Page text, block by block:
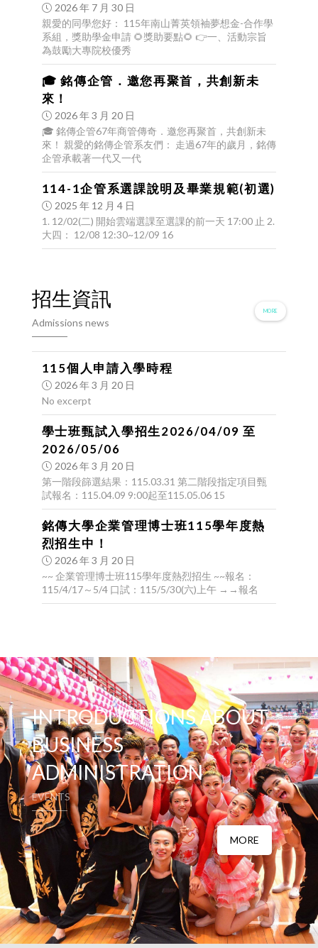
2026 年 7 月 30 日
親愛的同學您好： 115年南山菁英領袖夢想金-合作學
系組，獎助學金申請 🌻獎助要點🌻 👉一、活動宗旨
為鼓勵大專院校優秀
🎓 銘傳企管．邀您再聚首，共創新未
來！
2026 年 3 月 20 日
🎓 銘傳企管67年商管傳奇．邀您再聚首，共創新未
來！ 親愛的銘傳企管系友們： 走過67年的歲月，銘傳
企管承載著一代又一代
114-1企管系選課說明及畢業規範(初選)
2025 年 12 月 4 日
1. 12/02(二) 開始雲端選課至選課的前一天 17:00 止 2.
大四： 12/08 12:30~12/09 16
招生資訊
Admissions news
MORE
115個人申請入學時程
2026 年 3 月 20 日
No excerpt
學士班甄試入學招生2026/04/09 至
2026/05/06
2026 年 3 月 20 日
第一階段篩選結果：115.03.31 第二階段指定項目甄
試報名：115.04.09 9:00起至115.05.06 15
銘傳大學企業管理博士班115學年度熱
烈招生中！
2026 年 3 月 20 日
~~ 企業管理博士班115學年度熱烈招生 ~~報名：
115/4/17～5/4 口試：115/5/30(六)上午 →→報名
INTRODUCTIONS ABOUT
BUSINESS
ADMINISTRATION
EVENTS
MORE